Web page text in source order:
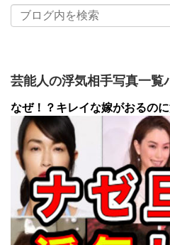
芸能人の浮気相手写真一
なぜ！？キレイな嫁がおるの